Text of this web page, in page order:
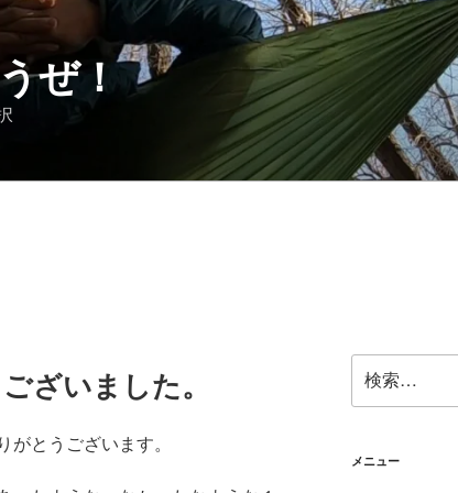
ぜ！
ざいました。
がとうございます。
索:
メニュー